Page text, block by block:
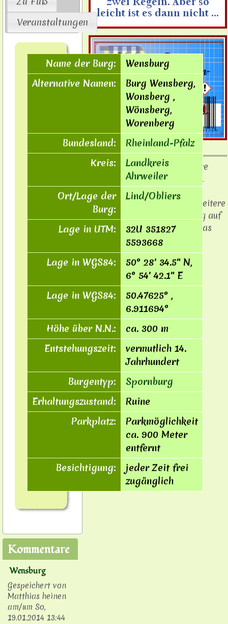
Veranstaltungen
Name der Burg:
Wensburg
Alternative Namen:
Burg Wensberg,
Wonsberg ,
Wönsberg,
Worenberg
Bundesland:
Rheinland-Pfalz
Kreis:
Landkreis
Ahrweiler
Ort/Lage der
Burg:
Lind/Obliers
Lage in UTM:
32U 351827
5593668
Lage in WGS84:
50° 28′ 34.5″ N,
6° 54′ 42.1″ E
Lage in WGS84:
50.47625° ,
6.911694°
Höhe über N.N.:
ca. 300 m
Entstehungszeit:
vermutlich 14.
Jahrhundert
Burgentyp:
Spornburg
Erhaltungszustand:
Ruine
Parkplatz:
Parkmöglichkeit
ca. 900 Meter
entfernt
Besichtigung:
jeder Zeit frei
zugänglich
Kommentare
Wensburg
Gespeichert von
Matthias heinen
am/um So,
19.01.2014 13:44
AuchSiekönnen hier Ihre
Werbebanner schalten.
Interessiert?
Fordern Sie unverbindlich weitere
Informationen zur Werbung auf
"Burgen der Eifel" über das
Kontaktformular